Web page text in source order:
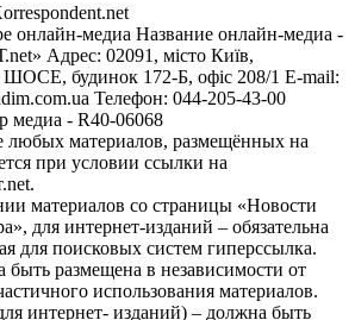
онлайн-медиа Название онлайн-медиа -
Адрес: 02091, місто Київ,
будинок 172-Б, офіс 208/1 E-mail:
Телефон: 044-205-43-00
медиа - R40-06068
любых материалов, размещённых на
при условии ссылки на
материалов со страницы «Новости
для интернет-изданий – обязательна
для поисковых систем гиперссылка.
размещена в независимости от
использования материалов.
интернет- изданий) – должна быть